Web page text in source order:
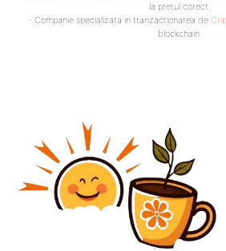
la prețul corect.
- Companie specializata in tranzactionarea de
blockchain.